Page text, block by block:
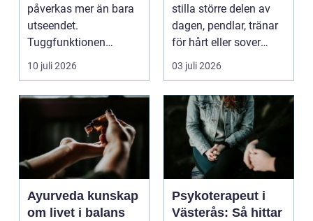
påverkas mer än bara
utseendet.
Tuggfunktionen
försämras, leendet
förändras och m...
10 juli 2026
stilla större delen av
dagen, pendlar, tränar
för hårt eller sover
dåligt. Axl...
03 juli 2026
Ayurveda kunskap
om livet i balans
Psykoterapeut i
Västerås: Så hittar